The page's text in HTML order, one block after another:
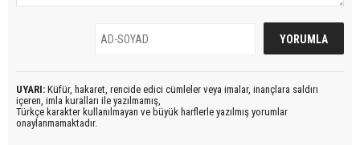
UYARI: Küfür, hakaret, rencide edici cümleler veya imalar, inançlara saldırı
içeren, imla kuralları ile yazılmamış,
Türkçe karakter kullanılmayan ve büyük harflerle yazılmış yorumlar
onaylanmamaktadır.